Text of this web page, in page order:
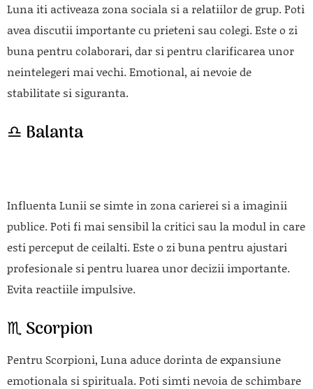
Luna iti activeaza zona sociala si a relatiilor de grup. Poti
avea discutii importante cu prieteni sau colegi. Este o zi
buna pentru colaborari, dar si pentru clarificarea unor
neintelegeri mai vechi. Emotional, ai nevoie de
stabilitate si siguranta.
♎ Balanta
Influenta Lunii se simte in zona carierei si a imaginii
publice. Poti fi mai sensibil la critici sau la modul in care
esti perceput de ceilalti. Este o zi buna pentru ajustari
profesionale si pentru luarea unor decizii importante.
Evita reactiile impulsive.
♏ Scorpion
Pentru Scorpioni, Luna aduce dorinta de expansiune
emotionala si spirituala. Poti simti nevoia de schimbare